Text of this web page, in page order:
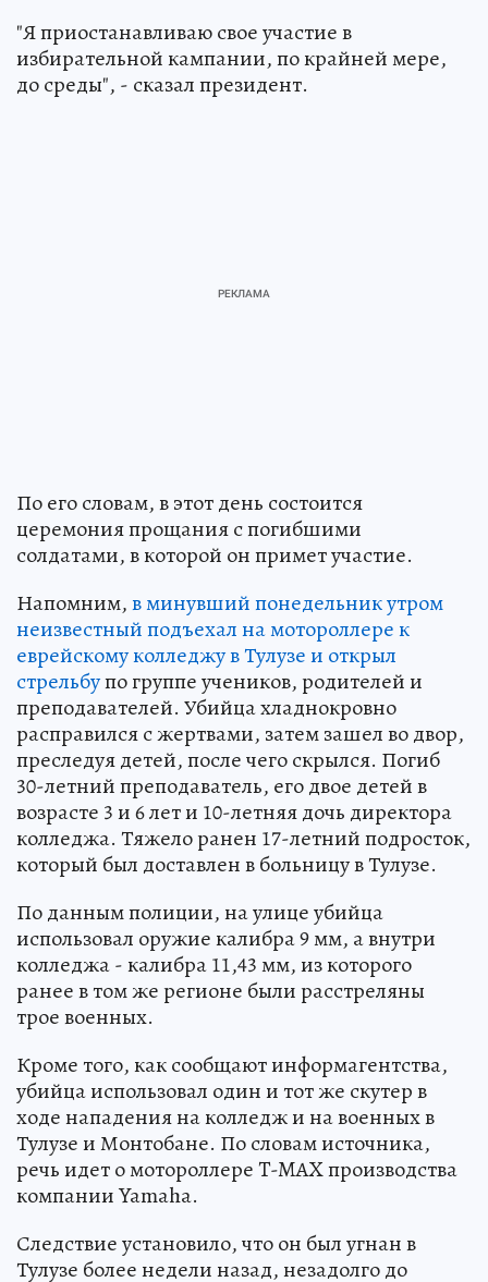
"Я приостанавливаю свое участие в
избирательной кампании, по крайней мере,
до среды", - сказал президент.
По его словам, в этот день состоится
церемония прощания с погибшими
солдатами, в которой он примет участие.
Напомним,в минувший понедельник утром
неизвестный подъехал на мотороллере к
еврейскому колледжу в Тулузе и открыл
стрельбупо группе учеников, родителей и
преподавателей. Убийца хладнокровно
расправился с жертвами, затем зашел во двор,
преследуя детей, после чего скрылся. Погиб
30-летний преподаватель, его двое детей в
возрасте 3 и 6 лет и 10-летняя дочь директора
колледжа. Тяжело ранен 17-летний подросток,
который был доставлен в больницу в Тулузе.
По данным полиции, на улице убийца
использовал оружие калибра 9 мм, а внутри
колледжа - калибра 11,43 мм, из которого
ранее в том же регионе были расстреляны
трое военных.
Кроме того, как сообщают информагентства,
убийца использовал один и тот же скутер в
ходе нападения на колледж и на военных в
Тулузе и Монтобане. По словам источника,
речь идет о мотороллере T-MAX производства
компании Yamaha.
Следствие установило, что он был угнан в
Тулузе более недели назад, незадолго до